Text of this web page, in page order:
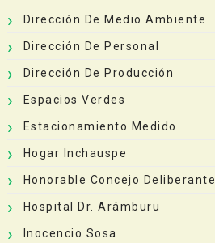
Dirección De Medio Ambiente
Dirección De Personal
Dirección De Producción
Espacios Verdes
Estacionamiento Medido
Hogar Inchauspe
Honorable Concejo Deliberante
Hospital Dr. Arámburu
Inocencio Sosa